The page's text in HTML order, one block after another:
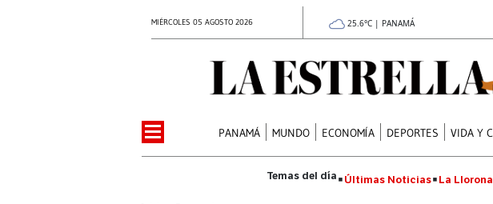
MIÉRCOLES 05 AGOSTO 2026 25.6°C | PANAMÁ
PANAMÁ MUNDO ECONOMÍA DEPORTES VIDA Y
Últimas Noticias La Llorona